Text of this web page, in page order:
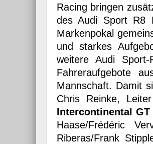
Racing bringen
des Audi Sport R8
Markenpokal
und starkes
weitere Audi
Fahreraufgebote
Mannschaft. Damit
Chris Reinke,
Intercontinental
Haase/Frédéric
Riberas/Frank